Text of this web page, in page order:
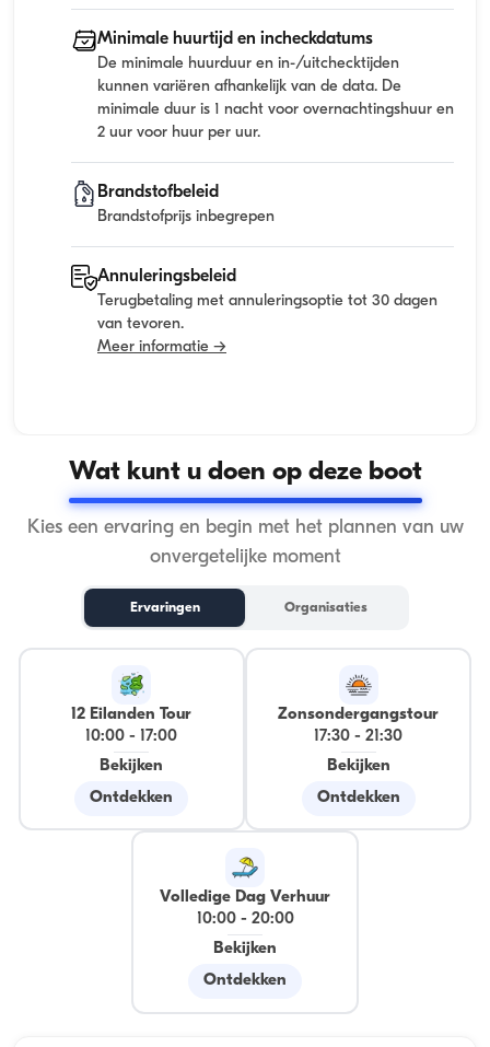
Minimale huurtijd en incheckdatums
De minimale huurduur en in-/uitchecktijden
kunnen variëren afhankelijk van de data. De
minimale duur is 1 nacht voor overnachtingshuur en
2 uur voor huur per uur.
Brandstofbeleid
Brandstofprijs inbegrepen
Annuleringsbeleid
Terugbetaling met annuleringsoptie tot 30 dagen
van tevoren.
Meer informatie →
Wat kunt u doen op deze boot
Kies een ervaring en begin met het plannen van uw
onvergetelijke moment
Ervaringen Organisaties
12 Eilanden Tour
10:00 -
17:00
Bekijken
Ontdekken
Zonsondergangstour
17:30 -21:30
Bekijken
Ontdekken
Volledige Dag Verhuur
10:00- 20:00
Bekijken
Ontdekken